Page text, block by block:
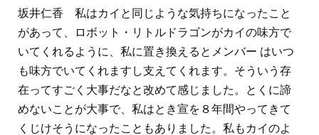
坂井仁香 私はカイと同じような気持ちになったこと
があって、ロボット・リトルドラゴンがカイの味方で
いてくれるように、私に置き換えるとメンバー はいつ
も味方でいてくれますし支えてくれます。そういう存
在ってすごく大事だなと改めて感じました。とくに諦
めないことが大事で、私はとき宣を８年間やってきて
くじけそうになったこともありました。私もカイのよ